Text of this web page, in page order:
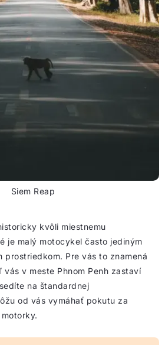
Siem Reap
kvôli miestnemu
je malý motocykel často jediným
prostriedkom. Pre vás to znamená
v meste Phnom Penh zastaví
na štandardnej
od vás vymáhať pokutu za